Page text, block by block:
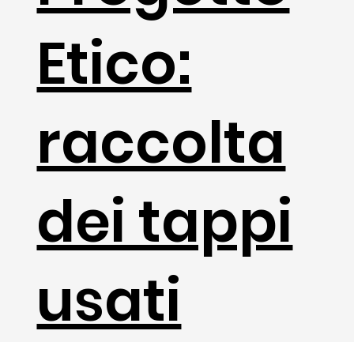
Etico:
raccolta
dei tappi
usati